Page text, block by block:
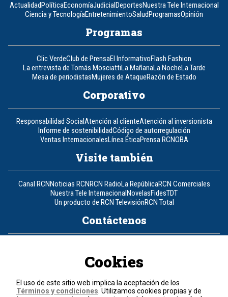
ActualidadPolíticaEconomíaJudicialDeportesNuestra Tele Internacional
Ciencia y TecnologíaEntretenimientoSaludProgramasOpinión
Programas
Clic VerdeClub de PrensaEl InformativoFlash Fashion
La entrevista de Tomás MosciattiLa MañanaLa NocheLa Tarde
Mesa de periodistasMujeres de AtaqueRazón de Estado
Corporativo
Responsabilidad SocialAtención al clienteAtención al inversionista
Informe de sostenibilidadCódigo de autorregulación
Ventas InternacionalesLínea ÉticaPrensa RCNOBA
Visite también
Canal RCNNoticias RCNRCN RadioLa RepúblicaRCN Comerciales
Nuestra Tele InternacionalNovelasFidesTDT
Un producto de RCN TelevisiónRCN Total
Contáctenos
Política de cookies
Términos y condiciones
Cookies
El uso de este sitio web implica la aceptación de los
Términos y condiciones . Utilizamos cookies propias y de